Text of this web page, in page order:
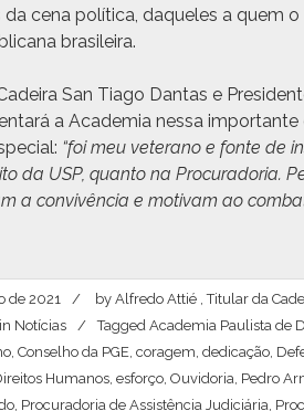
da cena políti­ca, daque­les a quem
brasileira.
San Tia­go Dan­tas e
a Acad­e­mia nes­sa
“foi meu vet­er­a­no e fonte de
da USP, quan­to na Procu­rado­ria.
a con­vivên­cia e moti­vam ao
de 2021 by Alfredo Attié , Titular da
Notícias Tagged Academia Paulista de
Conselho da PGE coragem dedicação
Humanos esforço Ouvidoria Pedro
Procuradoria de Assistência Judiciária